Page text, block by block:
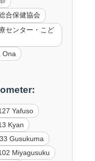
合保健協会
センター・こど
Ona
Yafuso
Kyan
Gusukuma
Miyagusuku